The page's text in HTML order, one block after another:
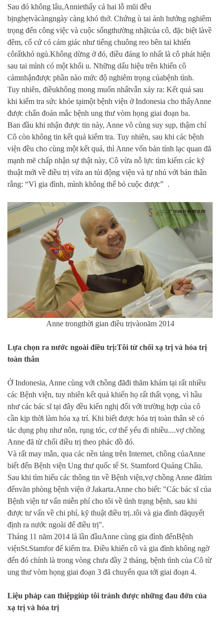
Sau đó không lâu,Anniethấy cả hai lỗ mũi đều
bịnghẹtvàcàngngày càng khó thở. Chứng ù tai ảnh hưởng nghiêm
trọng đến công việc và cuộc sốngthường nhậtcủa cô, đặc biệt làvề
đêm, cố cứ có cảm giác như tiếng chuông reo bên tai khiến
côrấtkhó ngủ.Không dừng ở đó, điều đáng lo nhất là cô phát hiện
sau tai mình có một khối u. Những dấu hiệu trên khiến cô
cảmnhậnđược phần nào mức độ nghiêm trọng củabệnh tình.
Tuy nhiên, điềukhông mong muốn nhấtvẫn xảy ra: Kết quả sau
khi kiểm tra sức khỏe tạimột bệnh viện ở Indonesia cho thấyAnne
được chẩn đoán mắc bệnh ung thư vòm họng giai đoạn ba.
Ban đầu khi nhận được tin này, Anne vô cùng suy sụp, thậm chí
Cô còn không tin kết quả kiểm tra. Tuy nhiên, sau khi các bệnh
viện đều cho cùng một kết quả, thì Anne vốn bản tính lạc quan đã
mạnh mẽ chấp nhận sự thật này, Cô vừa nỗ lực tìm kiếm các kỹ
thuật mới về điều trị vừa an tủi động viện và tự nhủ với bản thân
rằng: “Vì gia đình, mình không thể bỏ cuộc được” .
Anne trongthời gian điều trịvàonăm 2014
Lựa chọn ra nước ngoài điều trị:Tôi từ chối xạ trị và hóa trị
toàn thân
Ở Indonesia, Anne cùng với chồng đãđi thăm khám tại rất nhiều
các Bệnh viện, tuy nhiên kết quả khiến họ rất thất vọng, vì hầu
như các bác sĩ tại đây đều kiến nghị đối với trường hợp của cô
cần kịp thời làm hóa xạ trí. Khi biết được hóa trị toàn thân sẽ có
tác dụng phụ như nôn, rụng tóc, cơ thể yếu đi nhiều....vợ chồng
Anne đã từ chối điều trị theo phác đồ đó.
Và rất may mắn, qua các nền tảng trên Internet, chồng củaAnne
biết đến Bệnh viện Ung thư quốc tế St. Stamford Quảng Châu.
Sau khi tìm hiểu các thông tin về Bệnh viện,vợ chồng Anne đãtìm
đếnvăn phòng bệnh viện ở Jakarta.Anne cho biết: "Các bác sĩ của
Bệnh viện tư vấn miễn phí cho tôi về tình trạng bệnh, sau khi
được tư vấn về chi phí, kỹ thuật điều trị..tôi và gia đình đãquyết
định ra nước ngoài để điều trị".
Tháng 11 năm 2014 là lần đầuAnne cùng gia đình đếnBệnh
việnSt.Stamfor để kiểm tra. Điều khiến cô và gia đình không ngờ
đến đó chính là trong vòng chưa đầy 2 tháng, bệnh tình của Cô từ
ung thư vòm họng giai đoạn 3 đã chuyển qua tới giai đoạn 4.
Liệu pháp can thiệpgiúp tôi tránh được những đau đớn của
xạ trị và hóa trị